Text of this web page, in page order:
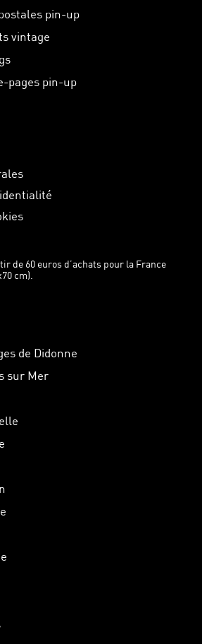
pin-up
vintage
pages pin-up
de 60 euros d’achats pour la France
cm).
de Didonne
sur Mer